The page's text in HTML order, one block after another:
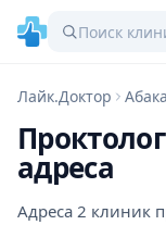
Лайк.Доктор
адреса
Адреса 2 клиник